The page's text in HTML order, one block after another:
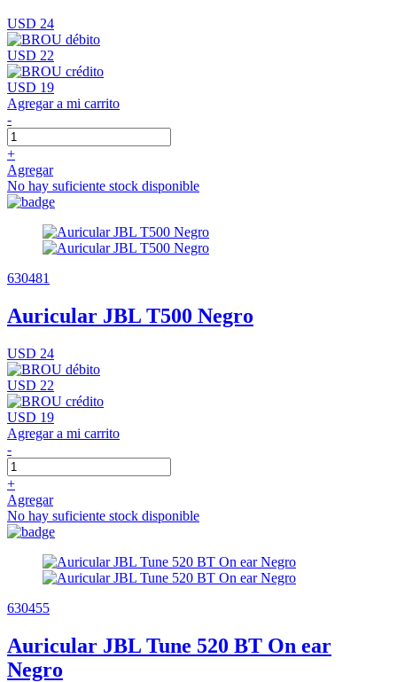
USD 24
USD 22
USD 19
Agregar a mi carrito
-
+
Agregar
No hay suficiente stock disponible
630481
Auricular JBL T500 Negro
USD 24
USD 22
USD 19
Agregar a mi carrito
-
+
Agregar
No hay suficiente stock disponible
630455
Auricular JBL Tune 520 BT On ear
Negro